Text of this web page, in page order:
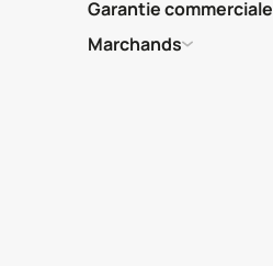
Garantie commerciale
Marchands